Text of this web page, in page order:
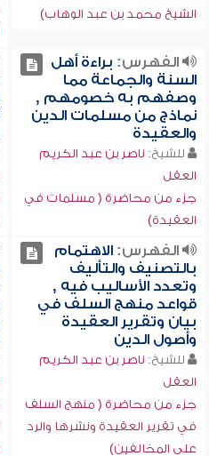
الشيخ محمد بن عبد الوهاب)
الفهرس: براءة أهل
السنة والجماعة مما
وصفهم به خصومهم ,
نماذج من مسلمات الدين
والعقيدة
للشيخ: ناصر بن عبد الكريم
العقل
جزء من محاضرة ( مسلمات في
العقيدة)
الفهرس:الاهتمام
بالتصنيف والتأليف
وتعدد الأساليب فيه ,
قواعد منهج السلف في
بيان وتقرير العقيدة
وأصول الدين
للشيخ: ناصر بن عبد الكريم
العقل
جزء من محاضرة ( منهج السلف
في تقرير العقيدة ونشرها والرد
على المخالفين)